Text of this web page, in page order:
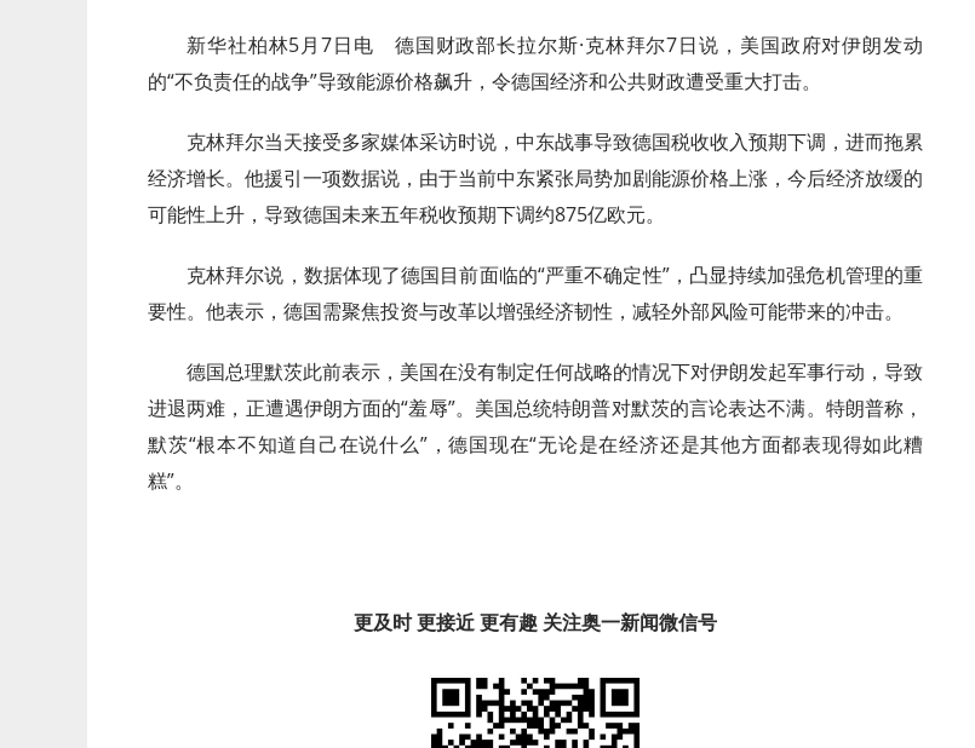
新华社柏林5月7日电 德国财政部长拉尔斯·克林拜尔7日说，美国政府对伊朗发动
的“不负责任的战争”导致能源价格飙升，令德国经济和公共财政遭受重大打击。
克林拜尔当天接受多家媒体采访时说，中东战事导致德国税收收入预期下调，进而拖累
经济增长。他援引一项数据说，由于当前中东紧张局势加剧能源价格上涨，今后经济放缓的
可能性上升，导致德国未来五年税收预期下调约875亿欧元。
克林拜尔说，数据体现了德国目前面临的“严重不确定性”，凸显持续加强危机管理的重
要性。他表示，德国需聚焦投资与改革以增强经济韧性，减轻外部风险可能带来的冲击。
德国总理默茨此前表示，美国在没有制定任何战略的情况下对伊朗发起军事行动，导致
进退两难，正遭遇伊朗方面的“羞辱”。美国总统特朗普对默茨的言论表达不满。特朗普称，
默茨“根本不知道自己在说什么”，德国现在“无论是在经济还是其他方面都表现得如此糟
糕”。
更及时 更接近 更有趣 关注奥一新闻微信号